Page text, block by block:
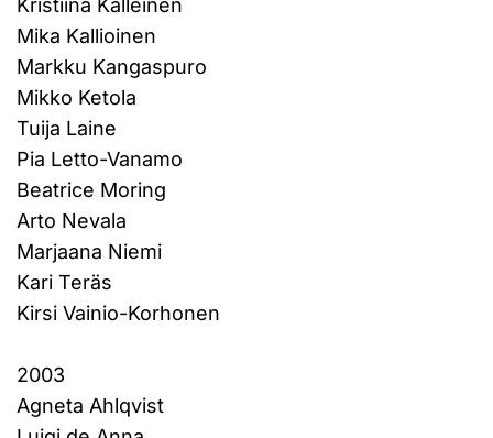
Kristiina Kalleinen
Mika Kallioinen
Markku Kangaspuro
Mikko Ketola
Tuija Laine
Pia Letto-Vanamo
Beatrice Moring
Arto Nevala
Marjaana Niemi
Kari Teräs
Kirsi Vainio-Korhonen
2003
Agneta Ahlqvist